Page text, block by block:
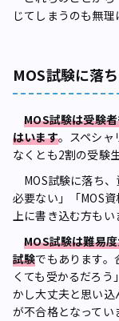
じてしまうのも無理
MOS試験に落
MOS試験は受験
はいます。スペシャ
なくとも2割の受験
MOS試験に落ち
必要ない」「MOS
上に書き込む方もい
MOS試験は難易
試験でもあります。
くても受かるだろ
かし大丈夫と思い
が不合格となってい